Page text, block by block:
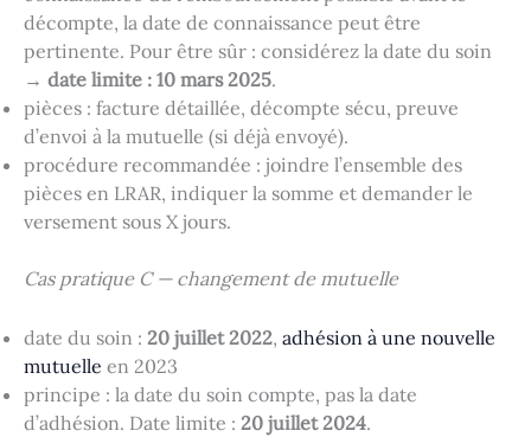
décompte, la date de connaissance peut être
pertinente. Pour être sûr : considérez la date du soin
→ date limite : 10 mars 2025.
pièces : facture détaillée, décompte sécu, preuve
d’envoi à la mutuelle (si déjà envoyé).
procédure recommandée : joindre l’ensemble des
pièces en LRAR, indiquer la somme et demander le
versement sous X jours.
Cas pratique C — changement de mutuelle
date du soin : 20 juillet 2022, adhésion à une nouvelle
mutuelle en 2023
principe : la date du soin compte, pas la date
d’adhésion. Date limite : 20 juillet 2024.